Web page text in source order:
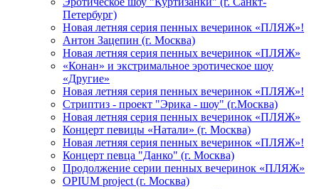
Петербург)
Новая летняя серия пенных вечеринок «ПЛЯЖ»!
Антон Зацепин (г. Москва)
Новая летняя серия пенных вечеринок «ПЛЯЖ»
«Конан» и экстримальное эротическое шоу
«Другие»
Новая летняя серия пенных вечеринок «ПЛЯЖ»!
Стриптиз - проект "Эрика - шоу" (г.Москва)
Новая летняя серия пенных вечеринок «ПЛЯЖ»
Концерт певицы «Натали» (г. Москва)
Новая летняя серия пенных вечеринок «ПЛЯЖ»!
Концерт певца "Данко" (г. Москва)
Продолжение серии пенных вечеринок «ПЛЯЖ»
OPIUM project (г. Москва)